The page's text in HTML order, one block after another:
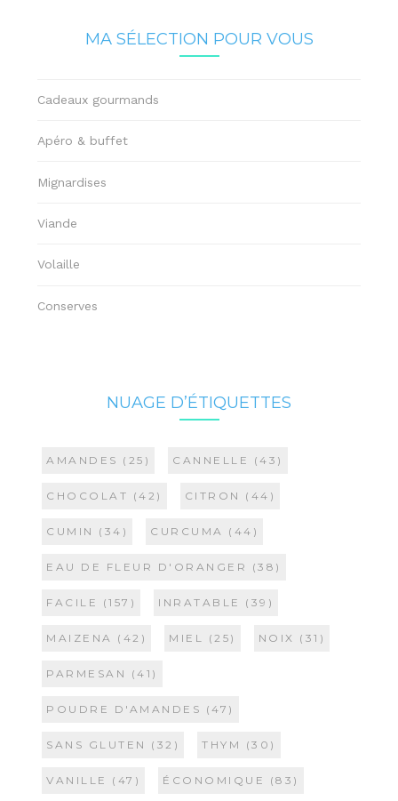
MA SÉLECTION POUR VOUS
Cadeaux gourmands
Apéro & buffet
Mignardises
Viande
Volaille
Conserves
NUAGE D’ÉTIQUETTES
AMANDES (25) CANNELLE (43)
CHOCOLAT (42) CITRON (44)
CUMIN (34) CURCUMA (44)
EAU DE FLEUR D'ORANGER (38)
FACILE (157) INRATABLE (39)
MAIZENA (42) MIEL (25) NOIX (31)
PARMESAN (41)
POUDRE D'AMANDES (47)
SANS GLUTEN (32) THYM (30)
VANILLE (47) ÉCONOMIQUE (83)